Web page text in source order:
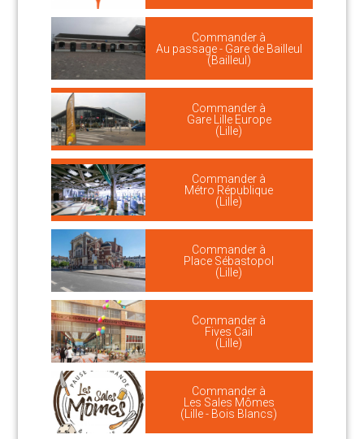
Commander à
Au passage - Gare de Bailleul
(Bailleul)
Commander à
Gare Lille Europe
(Lille)
Commander à
Métro République
(Lille)
Commander à
Place Sébastopol
(Lille)
Commander à
Fives Cail
(Lille)
Commander à
Les Sales Mômes
(Lille - Bois Blancs)